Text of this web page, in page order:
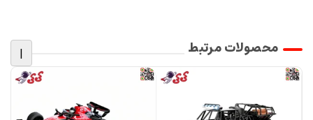
محصولات مرتبط |